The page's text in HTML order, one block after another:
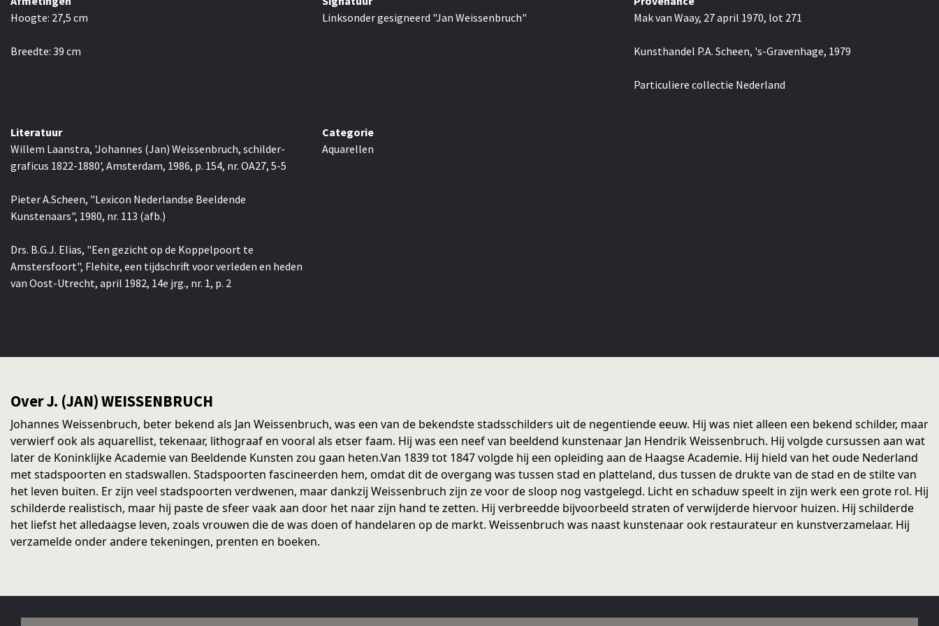
Hoogte: 27,5 cm
Breedte: 39 cm
Linksonder gesigneerd "Jan Weissenbruch"
Mak van Waay, 27 april 1970, lot 271
Kunsthandel P.A. Scheen, 's-Gravenhage, 1979
Particuliere collectie Nederland
Literatuur
Willem Laanstra, 'Johannes (Jan) Weissenbruch, schilder-
graficus 1822-1880', Amsterdam, 1986, p. 154, nr. OA27, 5-5
Pieter A.Scheen, "Lexicon Nederlandse Beeldende
Kunstenaars", 1980, nr. 113 (afb.)
Drs. B.G.J. Elias, "Een gezicht op de Koppelpoort te
Amstersfoort", Flehite, een tijdschrift voor verleden en heden
van Oost-Utrecht, april 1982, 14e jrg., nr. 1, p. 2
Categorie
Aquarellen
Over J. (JAN) WEISSENBRUCH
Johannes Weissenbruch, beter bekend als Jan Weissenbruch, was een van de bekendste stadsschilders uit de negentiende eeuw. Hij was niet alleen een bekend schilder, maar
verwierf ook als aquarellist, tekenaar, lithograaf en vooral als etser faam. Hij was een neef van beeldend kunstenaar Jan Hendrik Weissenbruch. Hij volgde cursussen aan wat
later de Koninklijke Academie van Beeldende Kunsten zou gaan heten.Van 1839 tot 1847 volgde hij een opleiding aan de Haagse Academie. Hij hield van het oude Nederland
met stadspoorten en stadswallen. Stadspoorten fascineerden hem, omdat dit de overgang was tussen stad en platteland, dus tussen de drukte van de stad en de stilte van
het leven buiten. Er zijn veel stadspoorten verdwenen, maar dankzij Weissenbruch zijn ze voor de sloop nog vastgelegd. Licht en schaduw speelt in zijn werk een grote rol. Hij
schilderde realistisch, maar hij paste de sfeer vaak aan door het naar zijn hand te zetten. Hij verbreedde bijvoorbeeld straten of verwijderde hiervoor huizen. Hij schilderde
het liefst het alledaagse leven, zoals vrouwen die de was doen of handelaren op de markt. Weissenbruch was naast kunstenaar ook restaurateur en kunstverzamelaar. Hij
verzamelde onder andere tekeningen, prenten en boeken.